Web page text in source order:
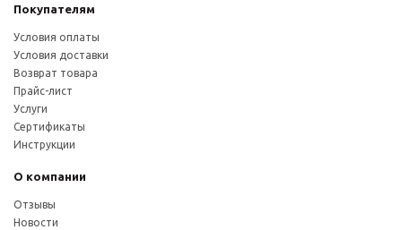
Покупателям
Условия оплаты
Условия доставки
Возврат товара
Прайс-лист
Услуги
Сертификаты
Инструкции
О компании
Отзывы
Новости